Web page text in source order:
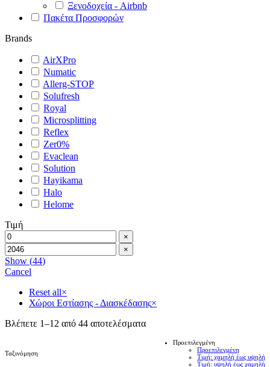
Ξενοδοχεία - Airbnb
Πακέτα Προσφορών
Brands
AirXPro
Numatic
Allerg-STOP
Solufresh
Royal
Microsplitting
Reflex
Zer0%
Evaclean
Solution
Hayikama
Halo
Helome
Τιμή
×
×
Show (44)
Cancel
Reset all×
Χώροι Εστίασης - Διασκέδασης×
Βλέπετε 1–12 από 44 αποτελέσματα
Ταξινόμηση
Προεπιλεγμένη
Προεπιλεγμένη
Τιμή: χαμηλή έως υψηλή
Τιμή: υψηλή έως χαμηλή